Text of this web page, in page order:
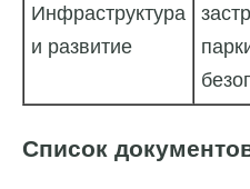
Инфраструктура
и развитие
Список